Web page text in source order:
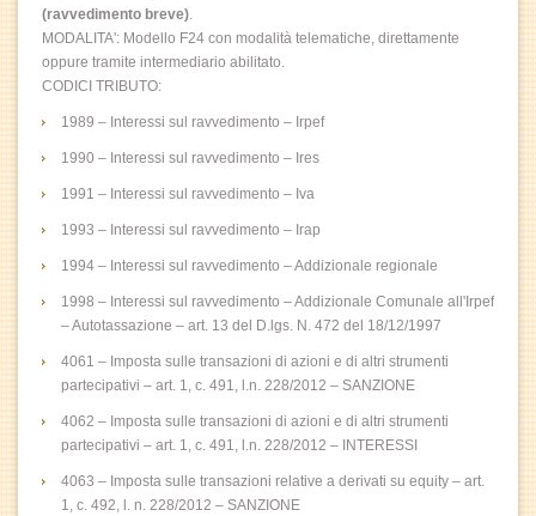
(ravvedimento breve).
MODALITA': Modello F24 con modalità telematiche, direttamente
oppure tramite intermediario abilitato.
CODICI TRIBUTO:
1989 – Interessi sul ravvedimento – Irpef
1990 – Interessi sul ravvedimento – Ires
1991 – Interessi sul ravvedimento – Iva
1993 – Interessi sul ravvedimento – Irap
1994 – Interessi sul ravvedimento – Addizionale regionale
1998 – Interessi sul ravvedimento – Addizionale Comunale all'Irpef
– Autotassazione – art. 13 del D.lgs. N. 472 del 18/12/1997
4061 – Imposta sulle transazioni di azioni e di altri strumenti
partecipativi – art. 1, c. 491, l.n. 228/2012 – SANZIONE
4062 – Imposta sulle transazioni di azioni e di altri strumenti
partecipativi – art. 1, c. 491, l.n. 228/2012 – INTERESSI
4063 – Imposta sulle transazioni relative a derivati su equity – art.
1, c. 492, l. n. 228/2012 – SANZIONE